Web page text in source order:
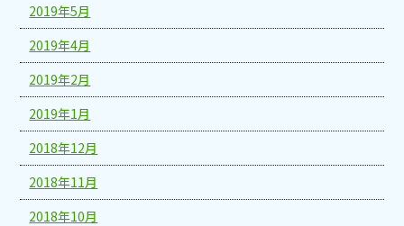
2019年5月
2019年4月
2019年2月
2019年1月
2018年12月
2018年11月
2018年10月